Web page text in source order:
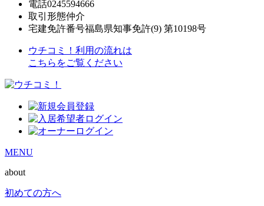
電話0245594666
取引形態仲介
宅建免許番号福島県知事免許(9) 第10198号
ウチコミ！利用の流れは
こちらをご覧ください
MENU
about
初めての方へ